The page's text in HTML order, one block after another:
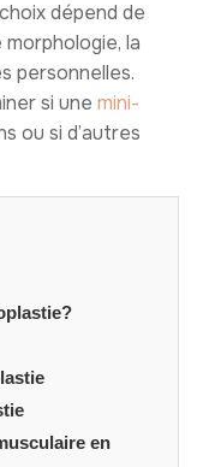
dépend de
la
personnelles.
si une mini-
ou si d’autres
en